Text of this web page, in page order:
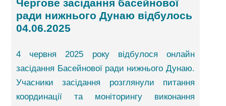
Чергове засідання басейнової
ради нижнього Дунаю відбулось
04.06.2025
4 червня 2025 року відбулося онлайн
засідання Басейнової ради нижнього Дунаю.
Учасники засідання розглянули питання
координації та моніторингу виконання